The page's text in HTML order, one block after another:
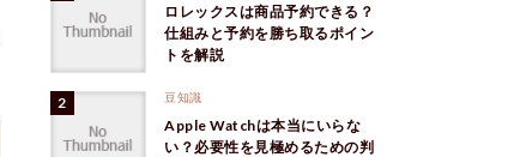
ロレックスは商品予約できる？
仕組みと予約を勝ち取るポイン
トを解説
豆知識
Apple Watchは本当にいらな
い？必要性を見極めるための判